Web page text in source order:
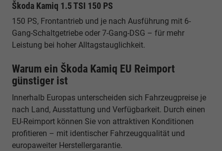
Škoda Kamiq 1.5 TSI 150 PS
150 PS, Frontantrieb und je nach Ausführung mit 6-
Gang-Schaltgetriebe oder 7-Gang-DSG – für mehr
Leistung bei hoher Alltagstauglichkeit.
Warum ein Škoda Kamiq EU Reimport
günstiger ist
Innerhalb Europas unterscheiden sich Fahrzeugpreise je
nach Land, Ausstattung und Verfügbarkeit. Durch einen
EU-Reimport können Sie von attraktiven Konditionen
profitieren – mit identischer Fahrzeugqualität und
europaweiter Herstellergarantie.